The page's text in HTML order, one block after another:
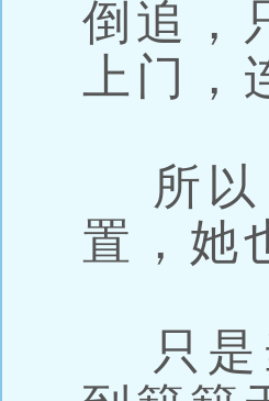
倒追，
上门
所以
置，她
只是